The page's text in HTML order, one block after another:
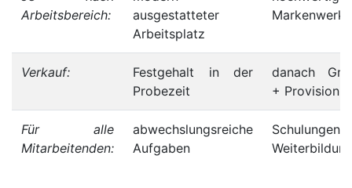
Arbeitsbereich:
ausgestatteter
Arbeitsplatz
Verkauf:
Festgehalt in der
Probezeit
danach
+ Provision
Für alle
Mitarbeitenden:
abwechslungsreiche
Aufgaben